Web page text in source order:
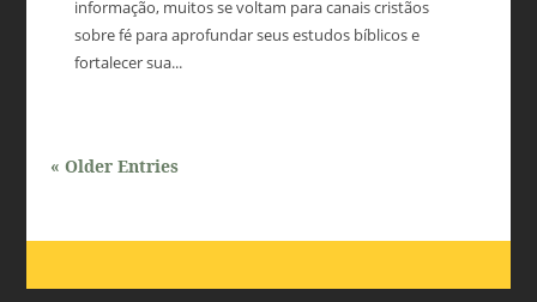
informação, muitos se voltam para canais cristãos
sobre fé para aprofundar seus estudos bíblicos e
fortalecer sua...
« Older Entries